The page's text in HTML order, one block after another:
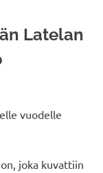
Latelan
vuodelle
joka kuvattiin